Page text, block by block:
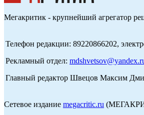
Мегакритик - крупнейший агрегатор
Телефон редакции: 89220866202,
Рекламный отдел:
Главный редактор Швецов Максим
Сетевое издание megacritic.ru